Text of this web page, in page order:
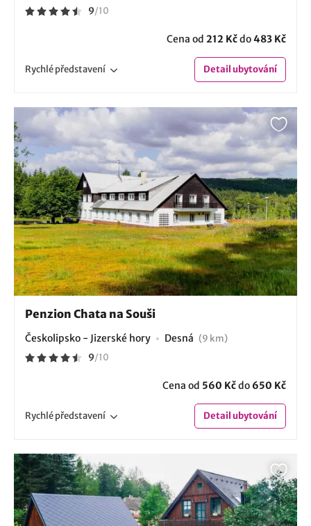
9/10
Cena od 212 Kčdo483 Kč
Rychlépředstavení Detailubytování
Penzion Chata na Souši
Českolipsko - Jizerské hory Desná (9 km)
9/10
Cena od 560 Kčdo 650 Kč
Rychlépředstavení Detailubytování